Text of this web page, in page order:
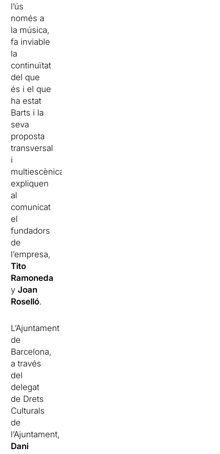
l’ús
només a
la música,
fa inviable
la
continuïtat
del que
és i el que
ha estat
Barts i la
seva
proposta
transversal
i
multiescènica”,
expliquen
al
comunicat
el
fundadors
de
l’empresa,
Tito
Ramoneda
yJoan
Roselló.
L’Ajuntament
de
Barcelona,
a través
del
delegat
de Drets
Culturals
de
l’Ajuntament,
Dani